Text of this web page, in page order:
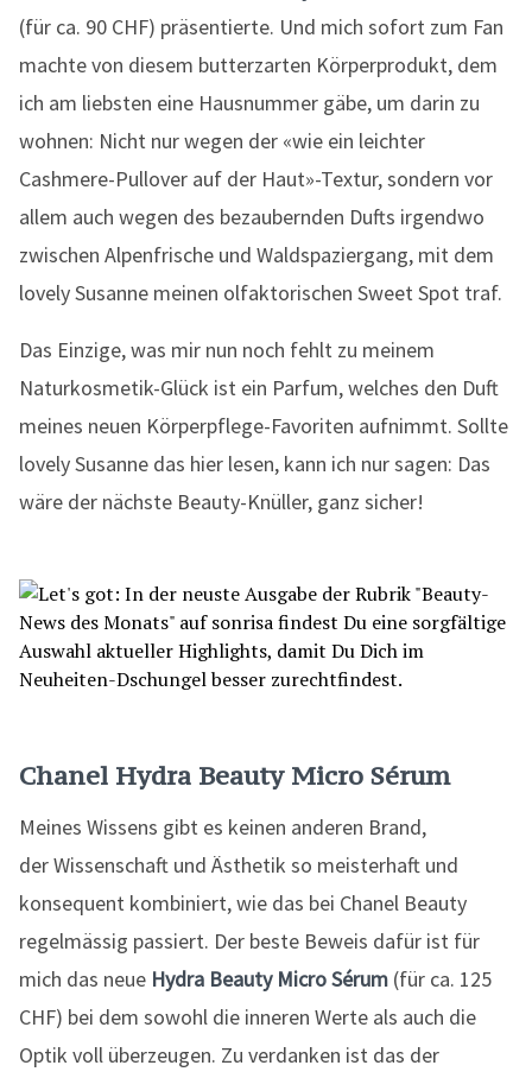
(für ca. 90 CHF) präsentierte. Und mich sofort zum Fan
machte von diesem butterzarten Körperprodukt, dem
ich am liebsten eine Hausnummer gäbe, um darin zu
wohnen: Nicht nur wegen der «wie ein leichter
Cashmere-Pullover auf der Haut»-Textur, sondern vor
allem auch wegen des bezaubernden Dufts irgendwo
zwischen Alpenfrische und Waldspaziergang, mit dem
lovely Susanne meinen olfaktorischen Sweet Spot traf.
Das Einzige, was mir nun noch fehlt zu meinem
Naturkosmetik-Glück ist ein Parfum, welches den Duft
meines neuen Körperpflege-Favoriten aufnimmt. Sollte
lovely Susanne das hier lesen, kann ich nur sagen: Das
wäre der nächste Beauty-Knüller, ganz sicher!
Chanel Hydra Beauty Micro Sérum
Meines Wissens gibt es keinen anderen Brand,
der Wissenschaft und Ästhetik so meisterhaft und
konsequent kombiniert, wie das bei Chanel Beauty
regelmässig passiert. Der beste Beweis dafür ist für
mich das neue Hydra Beauty Micro Sérum (für ca. 125
CHF) bei dem sowohl die inneren Werte als auch die
Optik voll überzeugen. Zu verdanken ist das der